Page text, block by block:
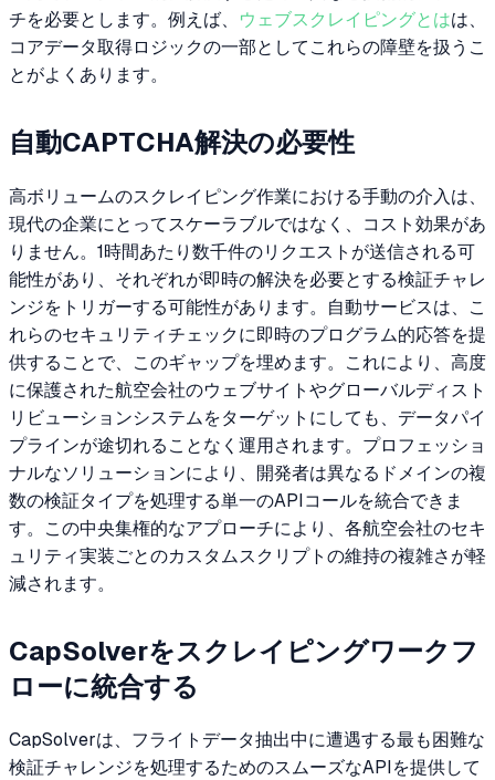
チを必要とします。例えば、
ウェブスクレイピングとはは、
コアデータ取得ロジックの一部としてこれらの障壁を扱うこ
とがよくあります。
自動CAPTCHA解決の必要性
高ボリュームのスクレイピング作業における手動の介入は、
現代の企業にとってスケーラブルではなく、コスト効果があ
りません。1時間あたり数千件のリクエストが送信される可
能性があり、それぞれが即時の解決を必要とする検証チャレ
ンジをトリガーする可能性があります。自動サービスは、こ
れらのセキュリティチェックに即時のプログラム的応答を提
供することで、このギャップを埋めます。これにより、高度
に保護された航空会社のウェブサイトやグローバルディスト
リビューションシステムをターゲットにしても、データパイ
プラインが途切れることなく運用されます。プロフェッショ
ナルなソリューションにより、開発者は異なるドメインの複
数の検証タイプを処理する単一のAPIコールを統合できま
す。この中央集権的なアプローチにより、各航空会社のセキ
ュリティ実装ごとのカスタムスクリプトの維持の複雑さが軽
減されます。
CapSolverをスクレイピングワークフ
ローに統合する
CapSolverは、フライトデータ抽出中に遭遇する最も困難な
検証チャレンジを処理するためのスムーズなAPIを提供して